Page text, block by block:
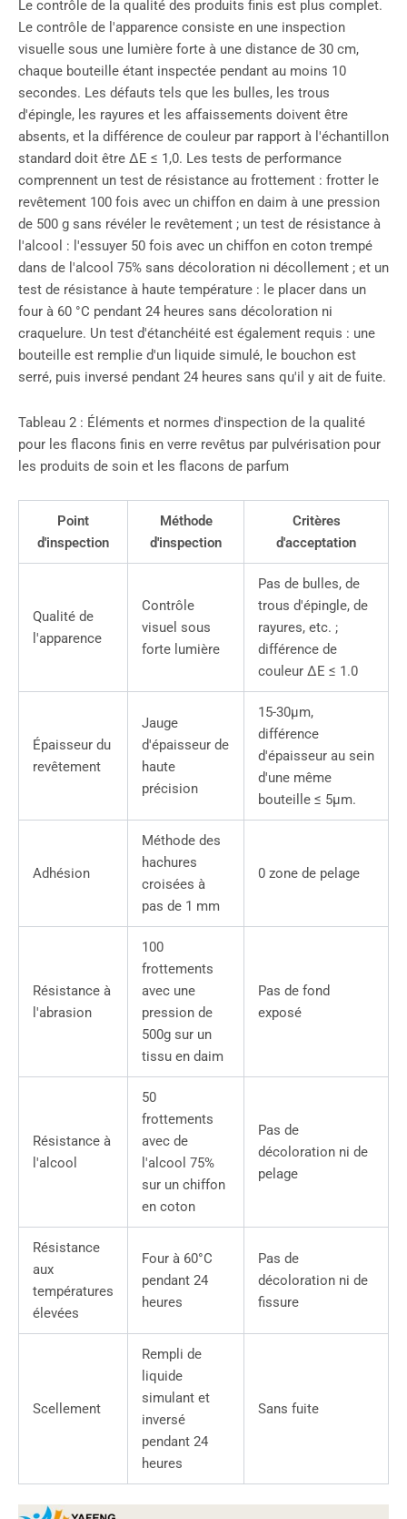
Le contrôle de la qualité des produits finis est plus complet.
Le contrôle de l'apparence consiste en une inspection
visuelle sous une lumière forte à une distance de 30 cm,
chaque bouteille étant inspectée pendant au moins 10
secondes. Les défauts tels que les bulles, les trous
d'épingle, les rayures et les affaissements doivent être
absents, et la différence de couleur par rapport à l'échantillon
standard doit être ΔE ≤ 1,0. Les tests de performance
comprennent un test de résistance au frottement : frotter le
revêtement 100 fois avec un chiffon en daim à une pression
de 500 g sans révéler le revêtement ; un test de résistance à
l'alcool : l'essuyer 50 fois avec un chiffon en coton trempé
dans de l'alcool 75% sans décoloration ni décollement ; et un
test de résistance à haute température : le placer dans un
four à 60 °C pendant 24 heures sans décoloration ni
craquelure. Un test d'étanchéité est également requis : une
bouteille est remplie d'un liquide simulé, le bouchon est
serré, puis inversé pendant 24 heures sans qu'il y ait de fuite.
Tableau 2 : Éléments et normes d'inspection de la qualité
pour les flacons finis en verre revêtus par pulvérisation pour
les produits de soin et les flacons de parfum
Point
d'inspection
Méthode
d'inspection
Critères
d'acceptation
Qualité de
l'apparence
Contrôle
visuel sous
forte lumière
Pas de bulles, de
trous d'épingle, de
rayures, etc. ;
différence de
couleur ΔE ≤ 1.0
Épaisseur du
revêtement
Jauge
d'épaisseur de
haute
précision
15-30μm,
différence
d'épaisseur au sein
d'une même
bouteille ≤ 5μm.
Adhésion
Méthode des
hachures
croisées à
pas de 1 mm
0 zone de pelage
Résistance à
l'abrasion
100
frottements
avec une
pression de
500g sur un
tissu en daim
Pas de fond
exposé
Résistance à
l'alcool
50
frottements
avec de
l'alcool 75%
sur un chiffon
en coton
Pas de
décoloration ni de
pelage
Résistance
aux
températures
élevées
Four à 60°C
pendant 24
heures
Pas de
décoloration ni de
fissure
Scellement
Rempli de
liquide
simulant et
inversé
pendant 24
heures
Sans fuite